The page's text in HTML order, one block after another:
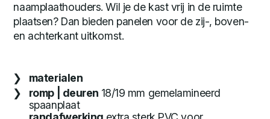
naamplaathouders. Wil je de kast vrij in de ruimte
plaatsen? Dan bieden panelen voor de zij-, boven-
en achterkant uitkomst.
materialen
romp | deuren 18/19 mm gemelamineerd
spaanplaat